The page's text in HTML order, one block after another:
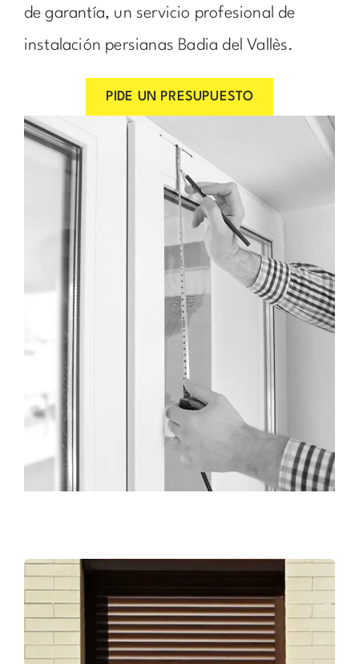
de garantía, un servicio profesional de
instalación persianas Badia del Vallès.
PIDE UN PRESUPUESTO